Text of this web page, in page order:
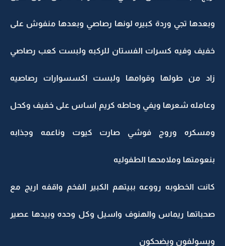
وبعدها تجي وردة كبيره لونها رصاصي وبعدها منفوش على
خفيف وفيه كسرات الفستان للركبه ولبست كعب رصاصي
زاد من طولها وقوامها ولبست اكسسوارات رصاصيه
وعامله شعرها ويفي وحاطه كريم اساس على خفيف وكحل
ومسكره وروج فوشي صارت كيوت وناعمه وجذابه
بنعومتها وملامحها الطفوليه
كانت الخطوبه رووعه ببيتهم الكبير الفخم واقفه اريج مع
صحباتها ريماس والهنوف واسيل وكل وحده وبيدها عصير
ويسولفون ويضحكون